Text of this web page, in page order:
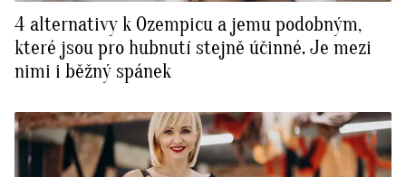
4 alternativy k Ozempicu a jemu podobným,
které jsou pro hubnutí stejně účinné. Je mezi
nimi i běžný spánek